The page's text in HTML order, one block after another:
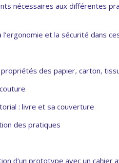
nécessaires aux différentes
l’ergonomie et la sécurité dans
des papier, carton,
: livre et sa couverture
des pratiques
d’un prototype avec un cahier